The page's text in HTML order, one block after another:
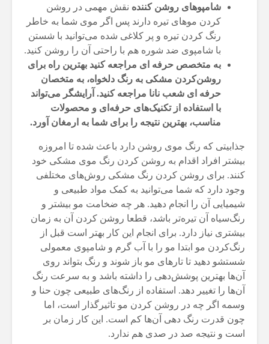
شامپوهای روشن کننده نقش مهمی در روشن
کردن موهای تیره دارند پس اگر موی شما به خاطر
رنگ کردن تیره و پر کلاغی شده می‌توانید با شستن
با شامپوی ضد شوره هم با راحتی آن را روشن کنید.
به متخصص حرفه ای مراجعه کنید بهترین راه برای
روشن‌کردن مشکی به رنگ دلخواه، به متخصان
حرفه ای شعب نانا مراجعه کنید. آرایشگر می‌تواند
با استفاده از تکنیک‌های حرفه‌ای و محصولات
مناسب، بهترین نتیجه را برای شما به ارمغان آورد.
جذابیتی که رنگ موی روشن دارد باعث شده تا امروزه
بیشتر افراد اقدام به روشن کردن رنگ موی مشکی خود
کنند‌. برای روشن کردن رنگ مشکی روش‌های مختلفی
وجود دارد که شما‌ می‌توانید به کمک مواد طبیعی و
شیمیایی آن را انجام‌ دهید. هر چه ضخامت مو بیشتر و
رنگ‌سیاه آن تیره‌تر باشد، قطعا روشن‌ کردن آن به زمان
بیشتری نیاز دارد. برای انجام این کار بهتر است قبل از
رنگ‌کردن مو ابتدا مو را با آب گرم و شامپوی معمولی
شستشو دهید تا تارهای مو باز شوند و رنگ بتواند روی
آن‌ها بهترین پوشش‌دهی را داشته‌ باشد و به سرعت رنگ
آن‌ها را تغییر دهد. استفاده از رنگ‌های طبیعی چون حنا و
وسمه اگر چه در روشن کردن مو تاثیرگذار است، اما
چون قدرت رنگ دهی آن‌ها کم است. این کار زمان بر
است و نتیجه صد در صدی هم ندارد.